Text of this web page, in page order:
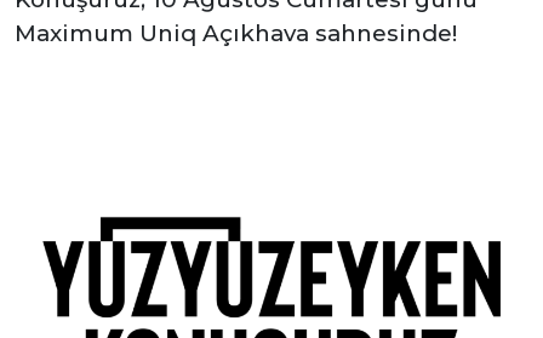
Maximum Uniq Açıkhava sahnesinde!